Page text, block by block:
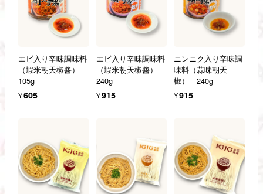
エビ入り辛味調味料
（蝦米朝天椒醬）
105g
¥605
エビ入り辛味調味料
（蝦米朝天椒醬）
240g
¥915
ニンニク入り辛味調
味料（蒜味朝天
椒） 240g
¥915